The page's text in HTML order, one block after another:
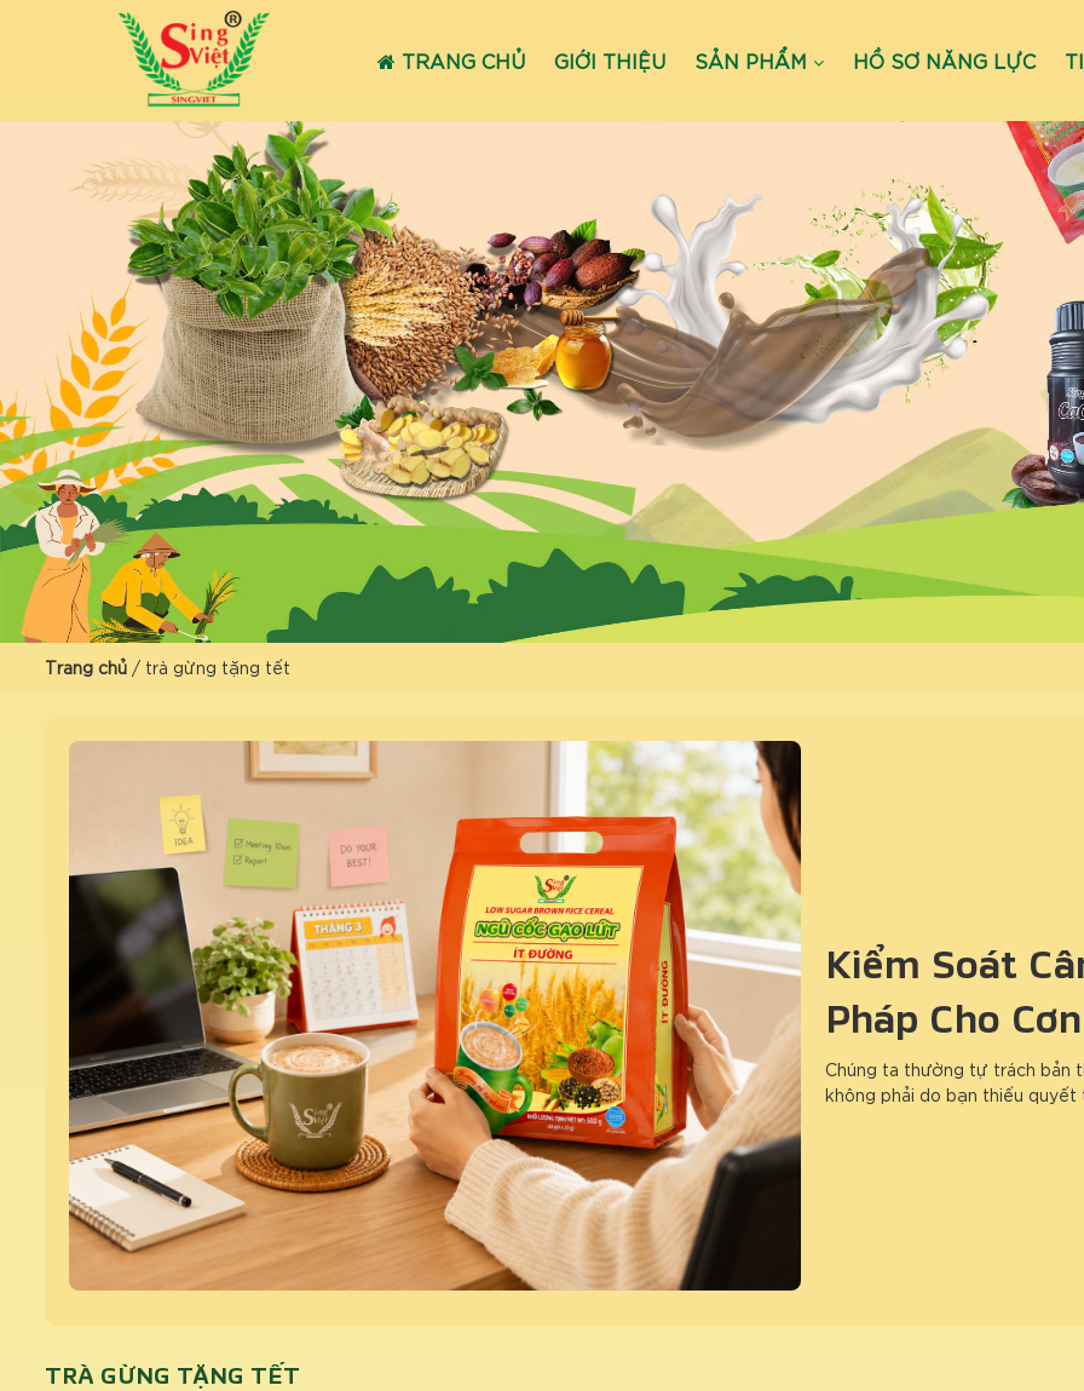
TRANG CHỦ GIỚI THIỆU SẢN PHẨM HỒ SƠ NĂNG LỰC
Trang chủ / trà gừng tặng tết
Kiểm Soát
Pháp Cho
Chúng ta thường tự trách bản
không phải do bạn thiếu
TRÀ GỪNG TẶNG TẾT